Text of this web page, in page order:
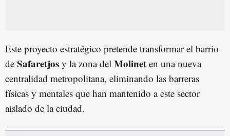
Este proyecto estratégico pretende transformar el barrio
de Safaretjos y la zona del Molinet en una nueva
centralidad metropolitana, eliminando las barreras
físicas y mentales que han mantenido a este sector
aislado de la ciudad.